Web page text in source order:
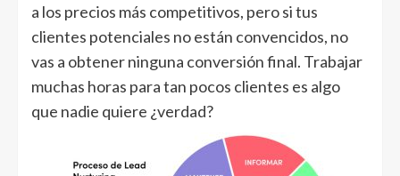
a los precios más competitivos, pero si tus
clientes potenciales no están convencidos, no
vas a obtener ninguna conversión final. Trabajar
muchas horas para tan pocos clientes es algo
que nadie quiere ¿verdad?